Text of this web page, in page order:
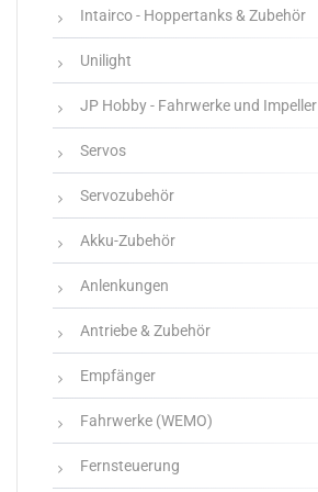
Intairco - Hoppertanks & Zubehör
Unilight
JP Hobby - Fahrwerke und Impeller
Servos
Servozubehör
Akku-Zubehör
Anlenkungen
Antriebe & Zubehör
Empfänger
Fahrwerke (WEMO)
Fernsteuerung